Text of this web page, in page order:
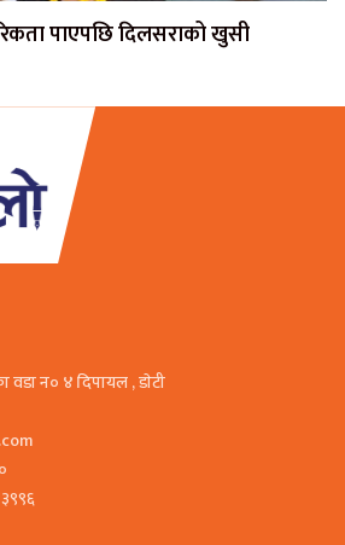
पाएपछि दिलसराको खुसी
वडा न० ४ दिपायल , डाेटी